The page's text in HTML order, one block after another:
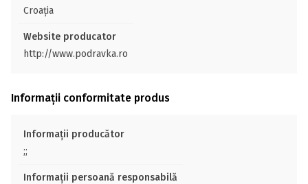
Croația
Website producator
http://www.podravka.ro
Informații conformitate produs
Informații producător
;;
Informații persoană responsabilă